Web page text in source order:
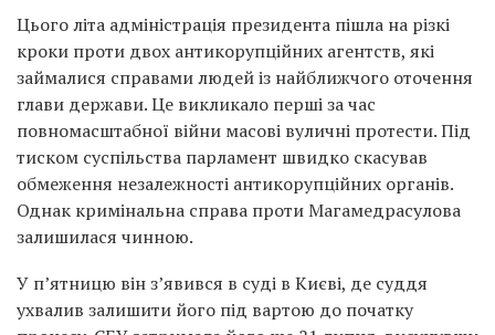
Цього літа адміністрація президента пішла на різкі
кроки проти двох антикорупційних агентств, які
займалися справами людей із найближчого оточення
глави держави. Це викликало перші за час
повномасштабної війни масові вуличні протести. Під
тиском суспільства парламент швидко скасував
обмеження незалежності антикорупційних органів.
Однак кримінальна справа проти Магамедрасулова
залишилася чинною.
У п’ятницю він з’явився в суді в Києві, де суддя
ухвалив залишити його під вартою до початку